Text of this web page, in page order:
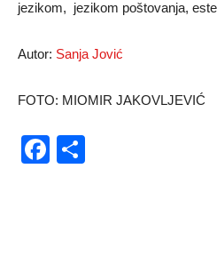
jezikom, jezikom poštovanja,
Autor: Sanja Jović
FOTO: MIOMIR JAKOVLJEVIĆ
Facebook